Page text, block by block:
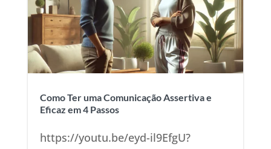
Como Ter uma Comunicação Assertiva e
Eficaz em 4 Passos
https://youtu.be/eyd-il9EfgU?